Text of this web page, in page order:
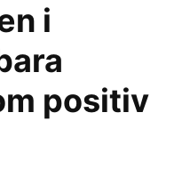
i
positiv